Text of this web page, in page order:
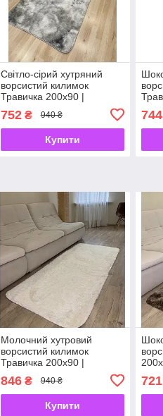
Світло-сірий хутряний
ворсистий килимок
Травичка 200х90 |
довгим ворсом
752₴ 940 ₴
Купити
744
Молочний хутровий
ворсистий килимок
Травичка 200х90 |
довгим ворсом
846₴ 940 ₴
Купити